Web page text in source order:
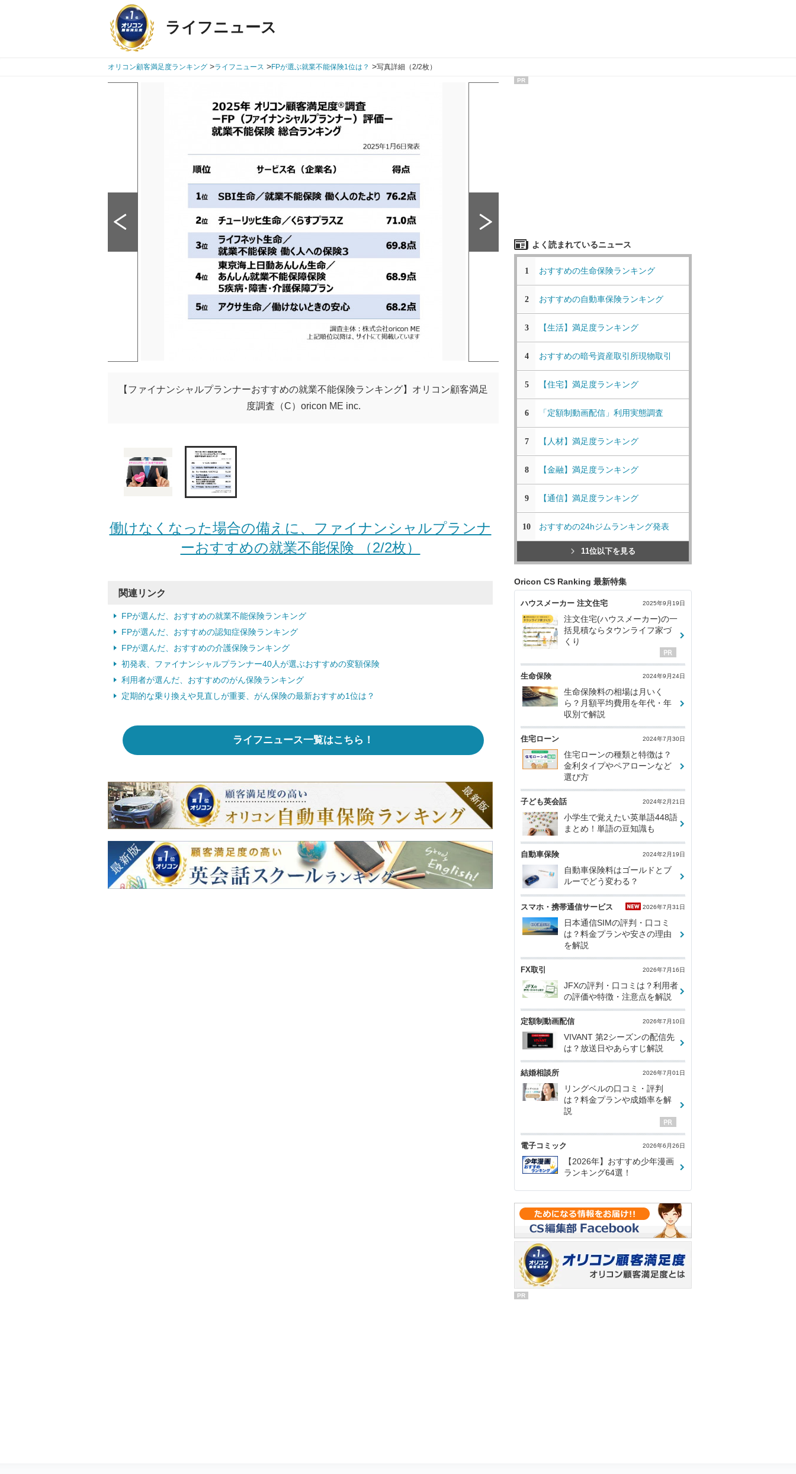
ライフニュース
オリコン顧客満足度ランキング >ライフニュース >FPが選ぶ就業不能保険1位は？ >写真詳細（2/2枚）
【ファイナンシャルプランナーおすすめの就業不能保険ランキング】オリコン顧客満足
度調査（C）oricon ME inc.
働けなくなった場合の備えに、ファイナンシャルプランナ
ーおすすめの就業不能保険 （2/2枚）
関連リンク
FPが選んだ、おすすめの就業不能保険ランキング
FPが選んだ、おすすめの認知症保険ランキング
FPが選んだ、おすすめの介護保険ランキング
初発表、ファイナンシャルプランナー40人が選ぶおすすめの変額保険
利用者が選んだ、おすすめのがん保険ランキング
定期的な乗り換えや見直しが重要、がん保険の最新おすすめ1位は？
ライフニュース一覧はこちら！
PR
よく読まれているニュース
1 おすすめの生命保険ランキング
2 おすすめの自動車保険ランキング
3 【生活】満足度ランキング
4 おすすめの暗号資産取引所現物取引
5 【住宅】満足度ランキング
6 「定額制動画配信」利用実態調査
7 【人材】満足度ランキング
8 【金融】満足度ランキング
9 【通信】満足度ランキング
10 おすすめの24hジムランキング発表
11位以下を見る
Oricon CS Ranking 最新特集
ハウスメーカー 注文住宅 2025年9月19日
注文住宅(ハウスメーカー)の一
括見積ならタウンライフ家づ
くり
生命保険 2024年9月24日
生命保険料の相場は月いく
ら？月額平均費用を年代・年
収別で解説
住宅ローン 2024年7月30日
住宅ローンの種類と特徴は？
金利タイプやペアローンなど
選び方
子ども英会話 2024年2月21日
小学生で覚えたい英単語448語
まとめ！単語の豆知識も
自動車保険 2024年2月19日
自動車保険料はゴールドとブ
ルーでどう変わる？
スマホ・携帯通信サービス 2026年7月31日
日本通信SIMの評判・口コミ
は？料金プランや安さの理由
を解説
FX取引 2026年7月16日
JFXの評判・口コミは？利用者
の評価や特徴・注意点を解説
定額制動画配信 2026年7月10日
VIVANT 第2シーズンの配信先
は？放送日やあらすじ解説
結婚相談所 2026年7月01日
リングベルの口コミ・評判
は？料金プランや成婚率を解
説
電子コミック 2026年6月26日
【2026年】おすすめ少年漫画
ランキング64選！
PR